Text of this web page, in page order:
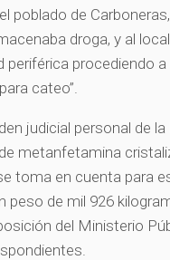
poblado de
droga, y al
periférica procediendo
cateo”.
judicial personal de
metanfetamina
toma en cuenta para
peso de mil 926
del Ministerio